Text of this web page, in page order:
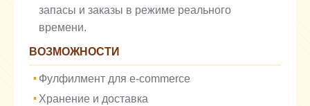
запасы и заказы в режиме реального
времени.
ВОЗМОЖНОСТИ
Фулфилмент для e-commerce
Хранение и доставка